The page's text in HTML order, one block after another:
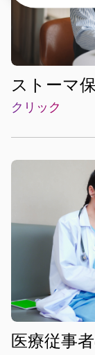
ストーマ
医療従事